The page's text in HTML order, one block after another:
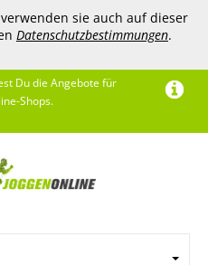
sie auch auf dieser
Datenschutzbestimmungen.
Du die Angebote für
Shops.